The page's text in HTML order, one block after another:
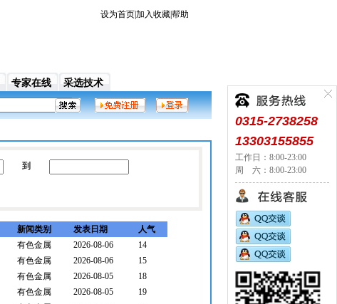
设为首页加入收藏帮助
专家在线 采选技术
到
新闻类别 发表日期
人气
有色金属 2026-08-06
14
有色金属 2026-08-06
15
有色金属 2026-08-05
18
有色金属 2026-08-05
19
0315-2738258
13303155855
工作日：8:00-23:00
周 六：8:00-23:00